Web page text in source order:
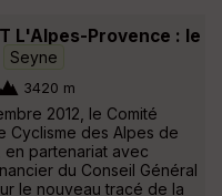
L'Alpes-Provence : le
Seyne
3420 m
2012, le Comité
Cyclisme des Alpes de
partenariat avec
du Conseil Général
le nouveau tracé de la